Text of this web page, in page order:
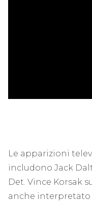
Le apparizioni
includono Jack
Det. Vince Korsak
anche interpretato